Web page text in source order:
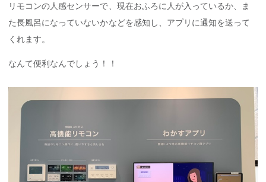
リモコンの人感センサーで、現在おふろに人が入っているか、ま
た長風呂になっていないかなどを感知し、アプリに通知を送って
くれます。
なんて便利なんでしょう！！